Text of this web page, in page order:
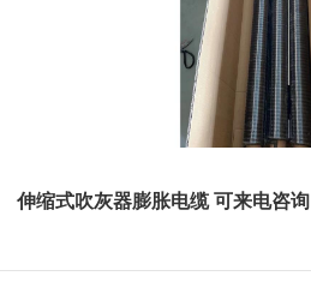
伸缩式吹灰器膨胀电缆 可来电咨询